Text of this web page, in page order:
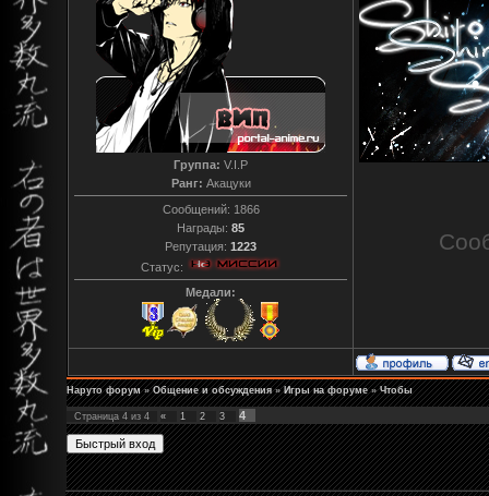
Группа: V.I.P
Ранг: Акацуки
Сообщений: 1866
Награды: 85
Репутация: 1223
Статус:
Медали:
Наруто форум » Общение и обсуждения » Игры на форуме » Чтобы
Страница 4 из 4 « 1 2 3 4